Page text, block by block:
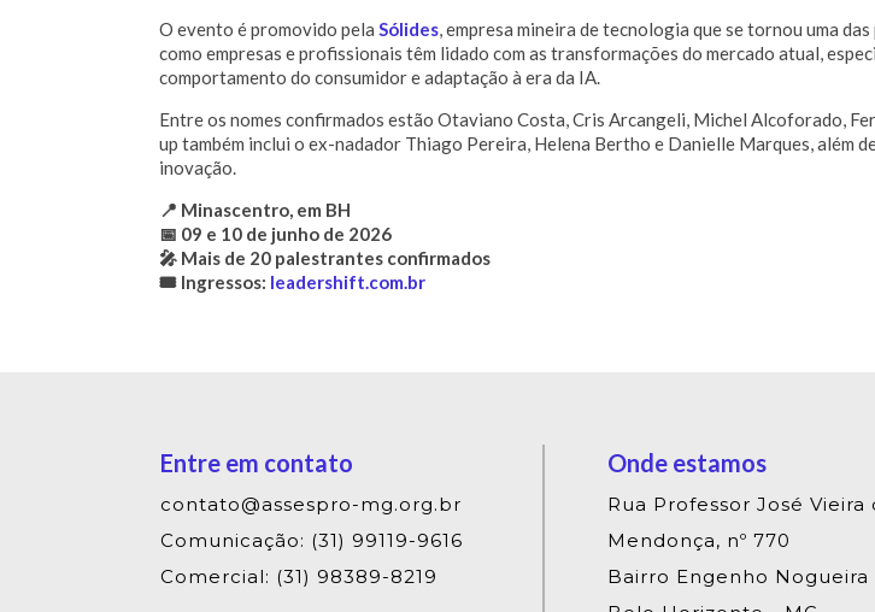
O evento é promovido pelaSólides, empresa mineira de tecnologia que se tornou uma
como empresas e profissionais têm lidado com as transformações do mercado atual,
comportamento do consumidor e adaptação à era da IA.
Entre os nomes confirmados estão Otaviano Costa, Cris Arcangeli, Michel Alcoforado,
up também inclui o ex-nadador Thiago Pereira, Helena Bertho e Danielle Marques, além
inovação.
📍 Minascentro, em BH
📅 09 e 10 de junho de 2026
🎤 Mais de 20 palestrantes confirmados
🎟️ Ingressos: leadershift.com.br
Entre em contato
contato@assespro-mg.org.br
Comunicação: (31) 99119-9616
Comercial: (31) 98389-8219
Onde estamos
Rua Professor José Vieira
Mendonça, nº 770
Bairro Engenho Nogueira